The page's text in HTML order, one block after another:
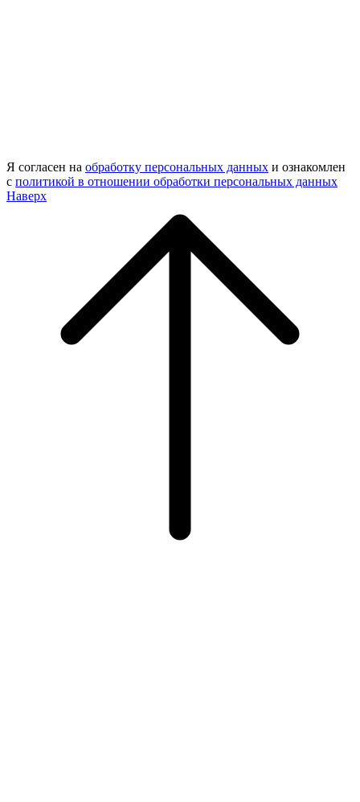
Я согласен на обработку персональных данных и ознакомлен
с политикой в отношении обработки персональных данных
Наверх